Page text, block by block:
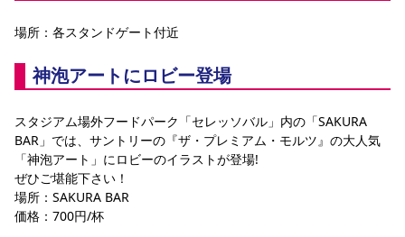
場所：各スタンドゲート付近
神泡アートにロビー登場
スタジアム場外フードパーク「セレッソバル」内の「SAKURA
BAR」では、サントリーの『ザ・プレミアム・モルツ』の大人気
「神泡アート」にロビーのイラストが登場!
ぜひご堪能下さい！
場所：SAKURA BAR
価格：700円/杯